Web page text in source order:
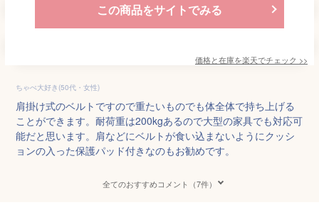
この商品をサイトでみる
価格と在庫を楽天でチェック >>
ちゃぺ大好き(50代・女性)
肩掛け式のベルトですので重たいものでも体全体で持ち上げる
ことができます。耐荷重は200kgあるので大型の家具でも対応可
能だと思います。肩などにベルトが食い込まないようにクッシ
ョンの入った保護パッド付きなのもお勧めです。
全てのおすすめコメント（7件）